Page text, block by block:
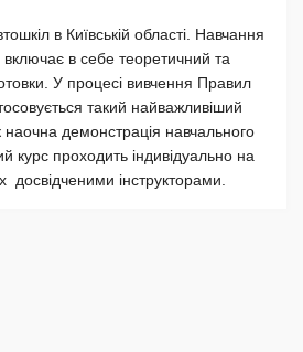
в Київській області. Навчання
в себе теоретичний та
У процесі вивчення Правил
такий найважливіший
демонстрація навчального
курс проходить індивідуально на
досвідченими інструкторами.